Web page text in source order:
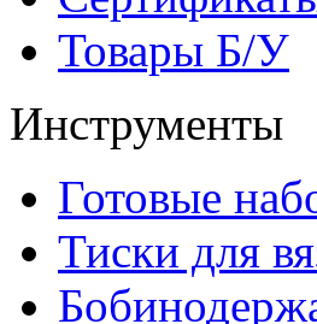
Товары Б/У
Инструменты
Готовые
Тиски для